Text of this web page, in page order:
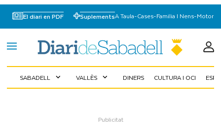
El diari en PDF SuplementsA Taula-Cases-Familia I Nens-Motor
SABADELL expand_more VALLÈS expand_more DINERS CULTURA I OCI